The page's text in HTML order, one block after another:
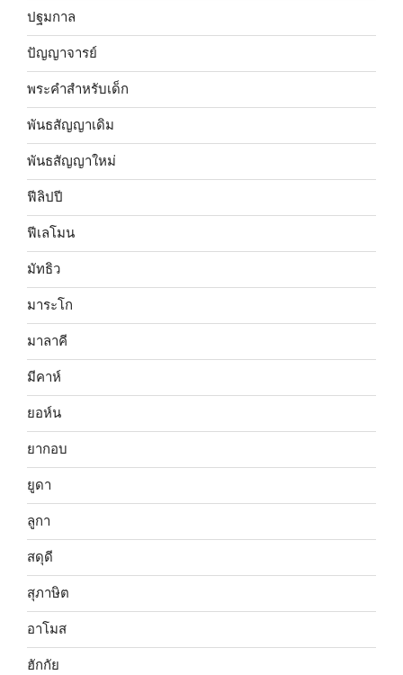
ปฐมกาล
ปัญญาจารย์
พระคำสำหรับเด็ก
พันธสัญญาเดิม
พันธสัญญาใหม่
ฟีลิปปี
ฟีเลโมน
มัทธิว
มาระโก
มาลาคี
มีคาห์
ยอห์น
ยากอบ
ยูดา
ลูกา
สดุดี
สุภาษิต
อาโมส
ฮักกัย